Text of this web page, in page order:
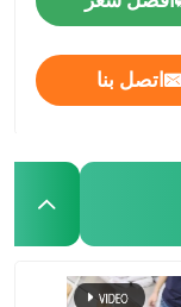
اتصل بنا